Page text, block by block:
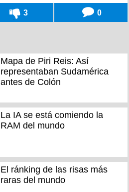
3 0
Mapa de Piri Reis: Así
representaban Sudamérica
antes de Colón
La IA se está comiendo la
RAM del mundo
El ránking de las risas más
raras del mundo